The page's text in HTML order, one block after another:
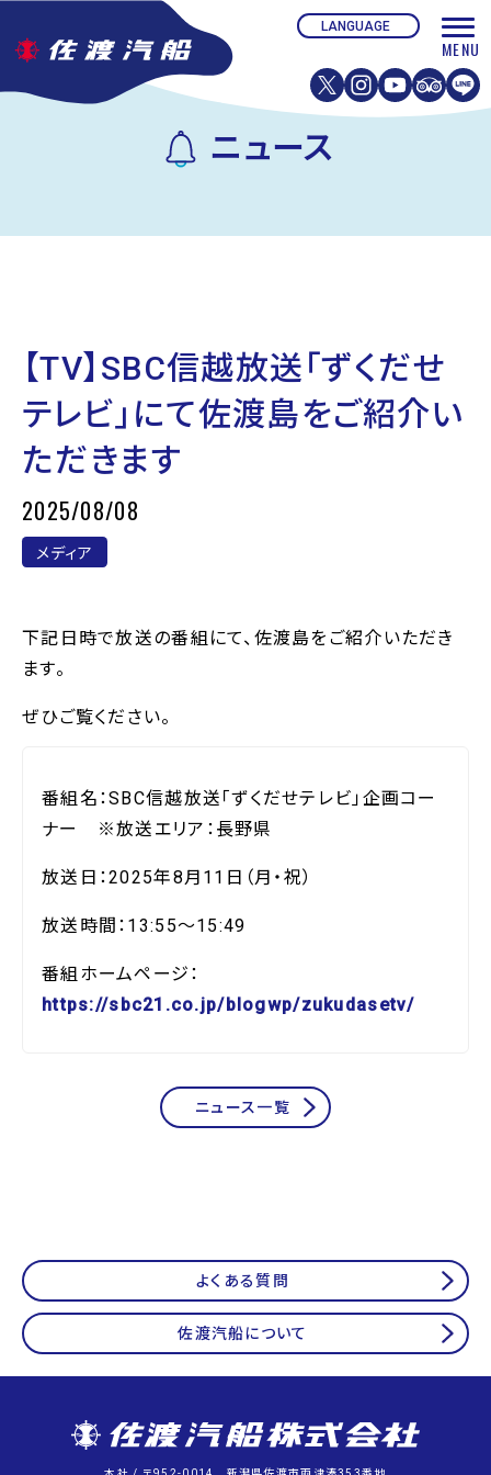
ニュース
【TV】SBC信越放送「ずくだせ
テレビ」にて佐渡島をご紹介い
ただきます
2025/08/08
メディア
下記日時で放送の番組にて、佐渡島をご紹介いただき
ます。
ぜひご覧ください。
番組名：SBC信越放送「ずくだせテレビ」企画コー
ナー ※放送エリア：長野県
放送日：2025年8月11日（月・祝）
放送時間：13:55～15:49
番組ホームページ：
https://sbc21.co.jp/blogwp/zukudasetv/
ニュース一覧
よくある質問
佐渡汽船について